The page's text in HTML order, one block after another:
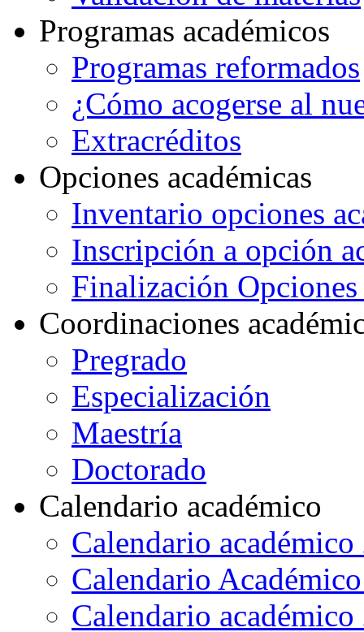
Programas académicos
Programas reformados
¿Cómo acogerse al
Extracréditos
Opciones académicas
Inventario opciones
Inscripción a opción
Finalización Opciones
Coordinaciones
Pregrado
Especialización
Maestría
Doctorado
Calendario académico
Calendario académico
Calendario
Calendario académico